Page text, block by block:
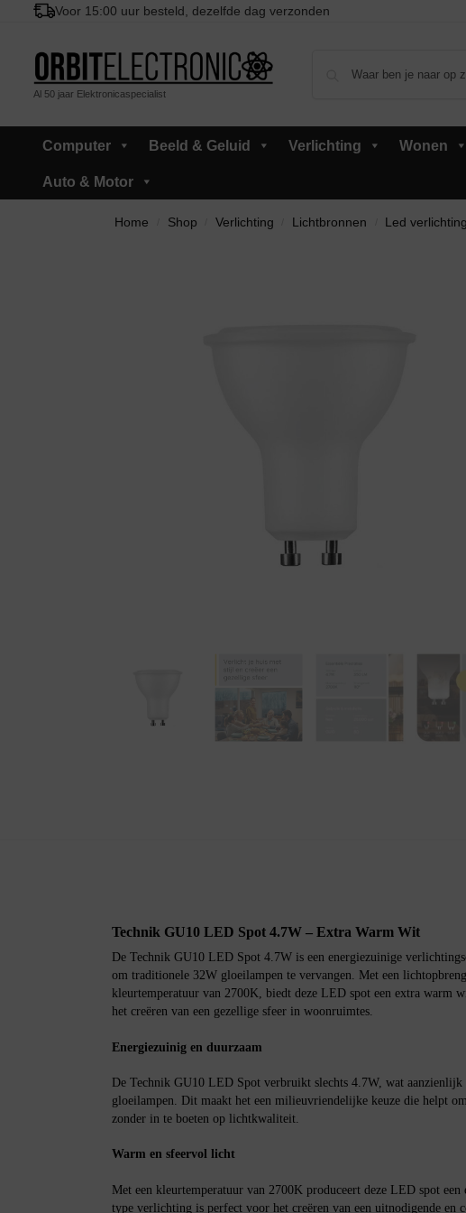
Voor 15:00 uur besteld, dezelfde dag verzonden
Al 50 jaar Elektronicaspecialist
Computer Beeld & Geluid Verlichting Wonen
Auto & Motor
Home Shop Verlichting Lichtbronnen Led verlichting
Technik GU10 LED Spot 4.7W – Extra Warm Wit
De Technik GU10 LED Spot 4.7W is een energiezuinige
om traditionele 32W gloeilampen te vervangen. Met een
kleurtemperatuur van 2700K, biedt deze LED spot een extra warm
het creëren van een gezellige sfeer in woonruimtes.
Energiezuinig en duurzaam
De Technik GU10 LED Spot verbruikt slechts 4.7W, wat
gloeilampen. Dit maakt het een milieuvriendelijke keuze die helpt
zonder in te boeten op lichtkwaliteit.
Warm en sfeervol licht
Met een kleurtemperatuur van 2700K produceert deze LED spot
type verlichting is perfect voor het creëren van een uitnodigende en